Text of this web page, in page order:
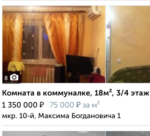
8
Комната в коммуналке, 18м², 3/4 этаж
1 350 000 ₽ 75 000 ₽ за м²
мкр. 10-й, Максима Богдановича 1